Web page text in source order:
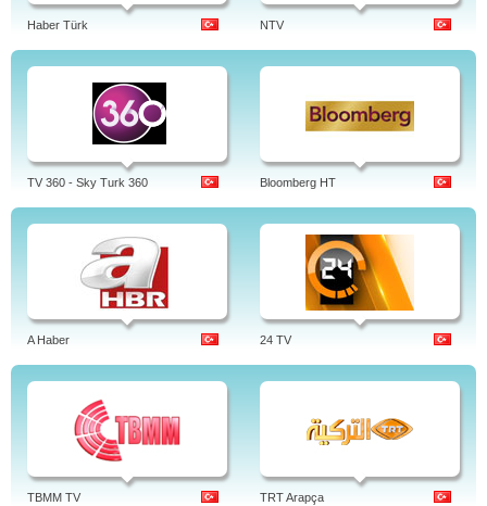
Haber Türk NTV
TV 360 - Sky Turk 360 Bloomberg HT
A Haber 24 TV
TBMM TV TRT Arapça